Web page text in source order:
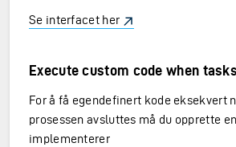
Se interfacet her
Execute custom code when
For å få egendefinert kode eksekvert
prosessen avsluttes må du opprette
implementerer